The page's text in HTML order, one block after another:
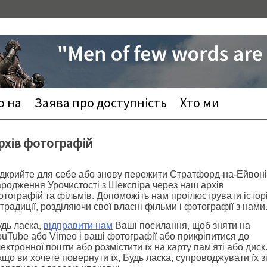
на Заява про доступність Хто ми
фотографій
для себе або знову пережити Стратфорд-на-Ейвоні
Урочистості з Шекспіра через наш архів
та фільмів. Допоможіть нам проілюструвати
традиції, розділяючи свої власні фільми і фотографії з нами.
ласка, відправити нам Ваші посилання, щоб зняти на
або Vimeo і ваші фотографії або прикріпитися до
пошти або розмістити їх на карту пам'яті або диск.
ви хочете повернути їх, Будь ласка, супроводжувати їх зі